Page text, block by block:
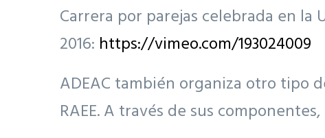
Carrera por parejas celebrada en la
2016: https://vimeo.com/193024009
ADEAC también organiza otro tipo
RAEE. A través de sus